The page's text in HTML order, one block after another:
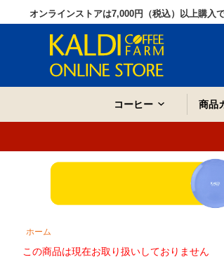
オンラインストアは7,000円（税込）以上購入
コーヒー 商品
ホーム
この商品は現在お取り扱いしておりません